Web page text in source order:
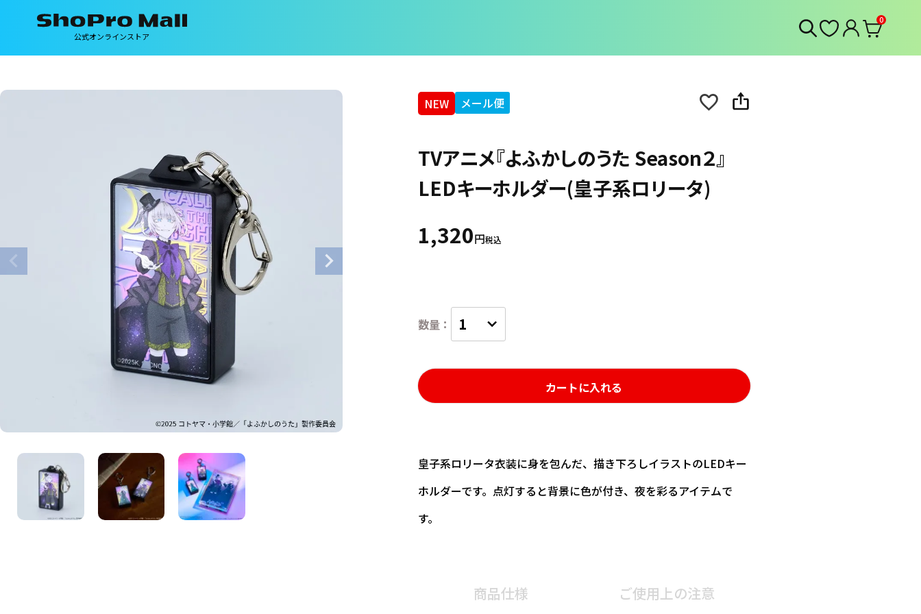
公式オンラインストア
0
NEW メール便
TVアニメ『よふかしのうた Season２』
LEDキーホルダー(皇子系ロリータ)
1,320 税込
カートに入れる
皇子系ロリータ衣装に身を包んだ、描き下ろしイラストのLEDキー
ホルダーです。点灯すると背景に色が付き、夜を彩るアイテムで
す。
商品仕様 ご使用上の注意